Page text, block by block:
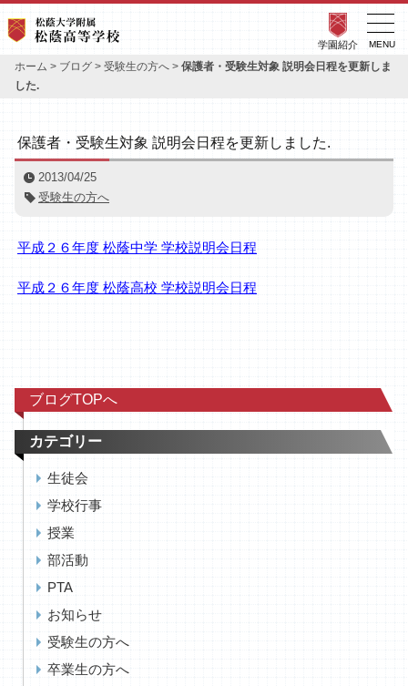
学園紹介
ホーム > ブログ > 受験生の方へ > 保護者・受験生対象 説明会日程を更新しま
した.
保護者・受験生対象 説明会日程を更新しました.
2013/04/25
受験生の方へ
平成２６年度 松蔭中学 学校説明会日程
平成２６年度 松蔭高校 学校説明会日程
ブログTOPへ
カテゴリー
生徒会
学校行事
授業
部活動
PTA
お知らせ
受験生の方へ
卒業生の方へ
MENU